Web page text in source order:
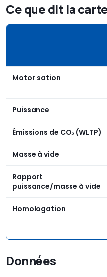
Ce que dit la
Motorisation
Puissance
Émissions de CO₂ (WLTP)
Masse à vide
Rapport
puissance/masse à vide
Homologation
Données